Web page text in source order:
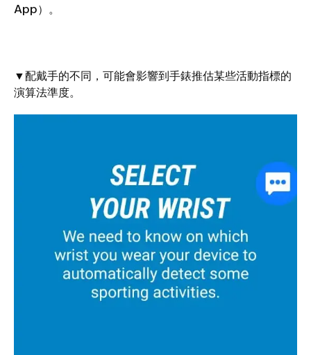
App）。
▼配戴手的不同，可能會影響到手錶推估某些活動指標的
演算法準度。